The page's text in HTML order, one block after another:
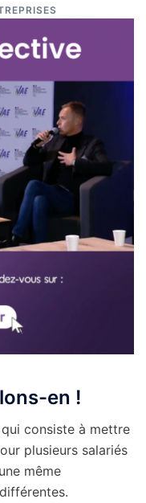
en !
consiste à mettre
plusieurs salariés
même